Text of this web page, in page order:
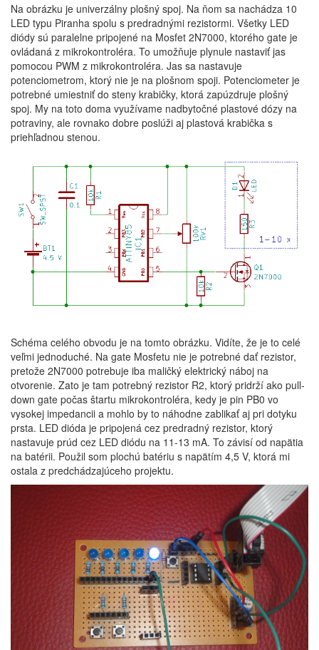
Na obrázku je univerzálny plošný spoj. Na ňom sa nachádza 10
LED typu Piranha spolu s predradnými rezistormi. Všetky LED
diódy sú paralelne pripojené na Mosfet 2N7000, ktorého gate je
ovládaná z mikrokontroléra. To umožňuje plynule nastaviť jas
pomocou PWM z mikrokontroléra. Jas sa nastavuje
potenciometrom, ktorý nie je na plošnom spoji. Potenciometer je
potrebné umiestniť do steny krabičky, ktorá zapúzdruje plošný
spoj. My na toto doma využívame nadbytočné plastové dózy na
potraviny, ale rovnako dobre poslúži aj plastová krabička s
priehľadnou stenou.
Schéma celého obvodu je na tomto obrázku. Vidíte, že je to celé
veľmi jednoduché. Na gate Mosfetu nie je potrebné dať rezistor,
pretože 2N7000 potrebuje iba maličký elektrický náboj na
otvorenie. Zato je tam potrebný rezistor R2, ktorý pridrží ako pull-
down gate počas štartu mikrokontroléra, kedy je pin PB0 vo
vysokej impedancii a mohlo by to náhodne zablikať aj pri dotyku
prsta. LED dióda je pripojená cez predradný rezistor, ktorý
nastavuje prúd cez LED diódu na 11-13 mA. To závisí od napätia
na batérii. Použil som plochú batériu s napätím 4,5 V, ktorá mi
ostala z predchádzajúceho projektu.